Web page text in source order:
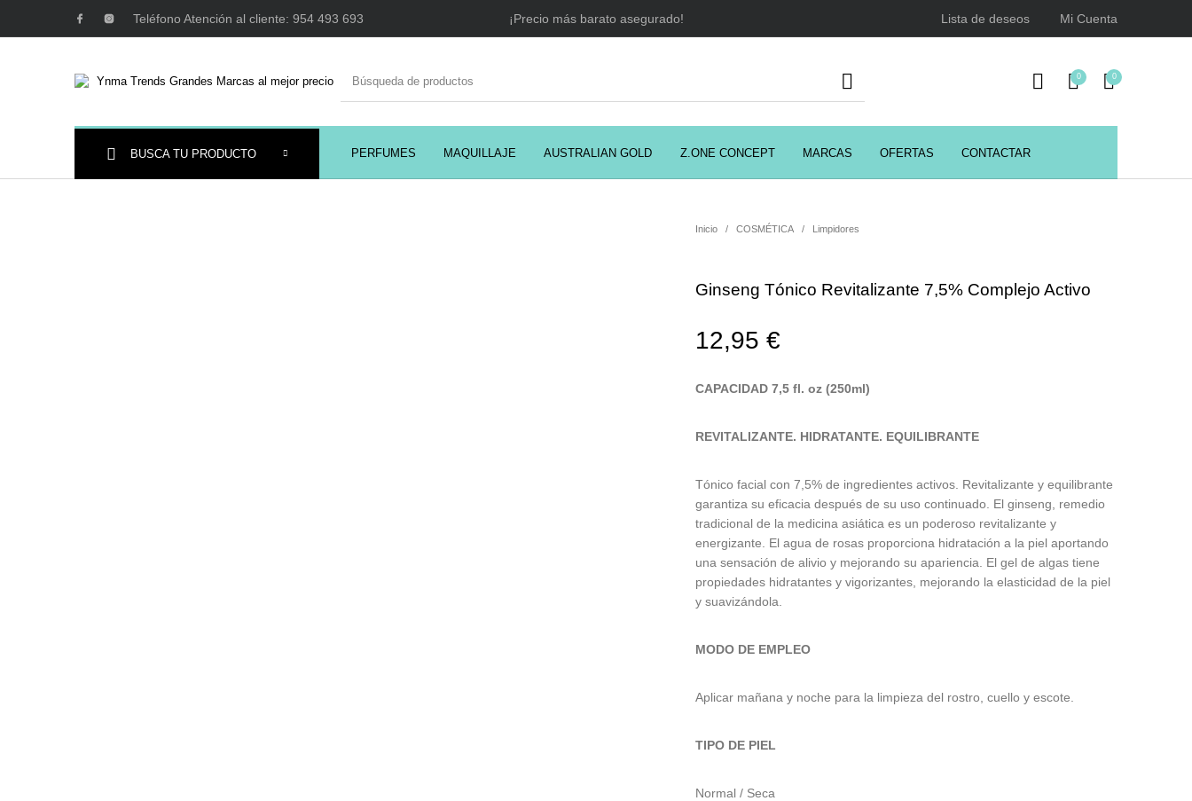
Teléfono Atención al cliente: 954 493 693 ¡Precio más barato asegurado! Lista de deseos Mi Cuenta
0 0
PERFUMES MAQUILLAJE AUSTRALIAN GOLD Z.ONE CONCEPT MARCAS OFERTAS CONTACTAR
BUSCA TU PRODUCTO
Prosolaris Utensilios de Peluquería Z.one Concept
Inicio / COSMÉTICA / Limpidores
Ginseng Tónico Revitalizante 7,5% Complejo Activo
12,95 €
CAPACIDAD 7,5 fl. oz (250ml)
REVITALIZANTE. HIDRATANTE. EQUILIBRANTE
Tónico facial con 7,5% de ingredientes activos. Revitalizante y equilibrante
garantiza su eficacia después de su uso continuado. El ginseng, remedio
tradicional de la medicina asiática es un poderoso revitalizante y
energizante. El agua de rosas proporciona hidratación a la piel aportando
una sensación de alivio y mejorando su apariencia. El gel de algas tiene
propiedades hidratantes y vigorizantes, mejorando la elasticidad de la piel
y suavizándola.
MODO DE EMPLEO
Aplicar mañana y noche para la limpieza del rostro, cuello y escote.
TIPO DE PIEL
Normal / Seca